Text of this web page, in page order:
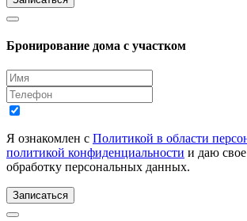
Бронирование дома с участком
Я ознакомлен с Политикой в области
политикой конфиденциальности и даю свое
обработку персональных данных.
Записаться